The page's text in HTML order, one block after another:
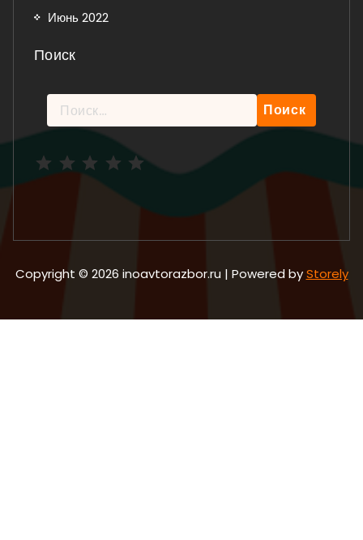
Июнь 2022
Поиск
Найти:
Copyright © 2026 inoavtorazbor.ru | Powered byStorely